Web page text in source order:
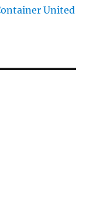
United